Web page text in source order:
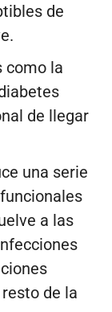
de
como la
de llegar
una serie
a las
de la